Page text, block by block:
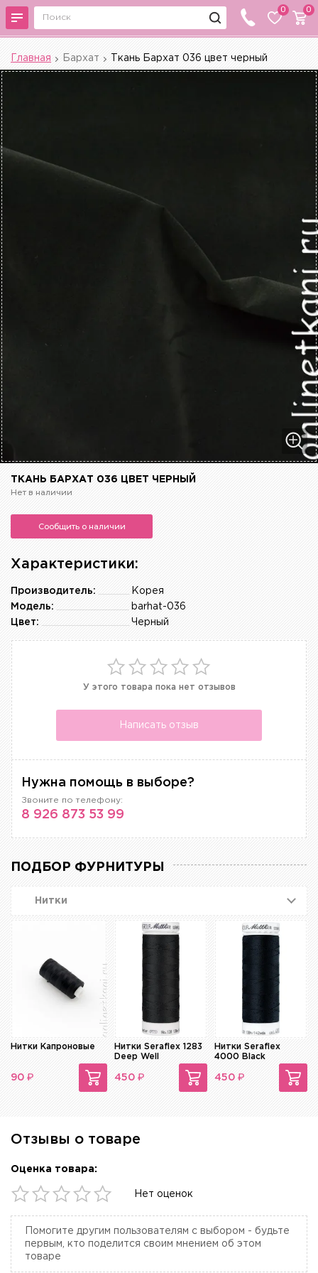
0 0
Главная Бархат Ткань Бархат 036 цвет черный
ТКАНЬ БАРХАТ 036 ЦВЕТ ЧЕРНЫЙ
Нет в наличии
Сообщить о наличии
Характеристики:
Корея
Производитель:
barhat-036
Модель:
Черный
Цвет:
У этого товара пока нет отзывов
Написать отзыв
Нужна помощь в выборе?
Звоните по телефону:
8 926 873 53 99
ПОДБОР ФУРНИТУРЫ
Нитки
Нитки Капроновые
90 ₽
Нитки Seraflex 1283
Deep Well
450 ₽
Нитки Seraflex
4000 Black
450 ₽
Отзывы о товаре
Оценка товара:
Нет оценок
Помогите другим пользователям с выбором - будьте
первым, кто поделится своим мнением об этом
товаре